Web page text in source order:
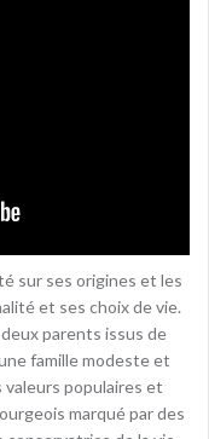
sur ses origines et les
et ses choix de vie.
parents issus de
famille modeste et
populaires et
marqué par des